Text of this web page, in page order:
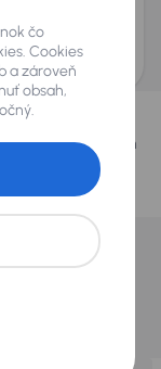
00 Praha 8 bude
ochrany a
vás
ponuky. Každý deň
čo
Cookies
a zároveň
obsah,